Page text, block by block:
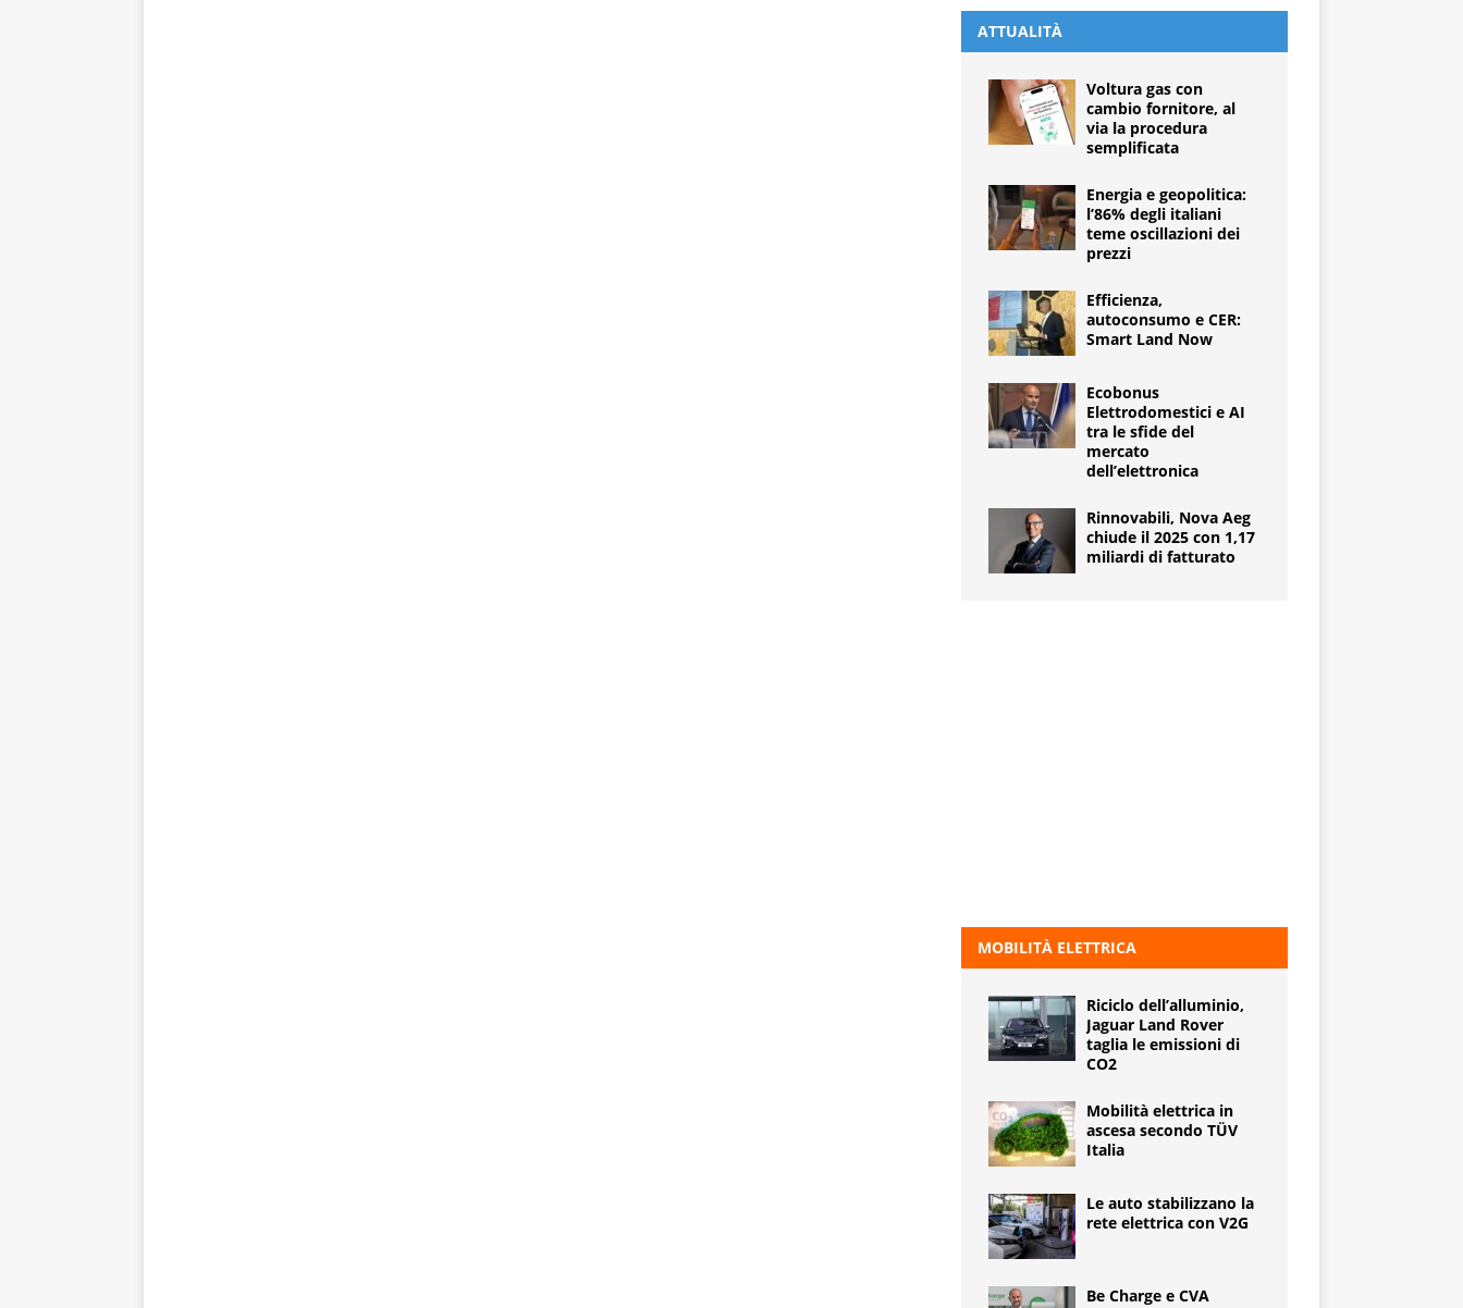
ATTUALITÀ
Voltura gas con
cambio fornitore, al
via la procedura
semplificata
Energia e geopolitica:
l’86% degli italiani
teme oscillazioni dei
prezzi
Efficienza,
autoconsumo e CER:
Smart Land Now
Ecobonus
Elettrodomestici e AI
tra le sfide del
mercato
dell’elettronica
Rinnovabili, Nova Aeg
chiude il 2025 con 1,17
miliardi di fatturato
MOBILITÀ ELETTRICA
Riciclo dell’alluminio,
Jaguar Land Rover
taglia le emissioni di
CO2
Mobilità elettrica in
ascesa secondo TÜV
Italia
Le auto stabilizzano la
rete elettrica con V2G
Be Charge e CVA